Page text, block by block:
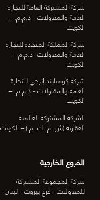
شركة المشتركة العامة للتجارة
العامة والمقاولات - ذ.م.م. –
الكويت
شركة المملكة المتحدة للتجارة
العامة والمقاولات- ذ.م.م –
الكويت
شركة كومبايند إنرجي للتجارة
العامة والمقاولات - ذ.م.م. –
الكويت
الشركة المشتركة العالمية
العقارية (ش. م. ك. م.) – الكويت
الفروع الخارجية
شركة المجموعة المشتركة
للمقاولات - فرع بيروت - لبنان